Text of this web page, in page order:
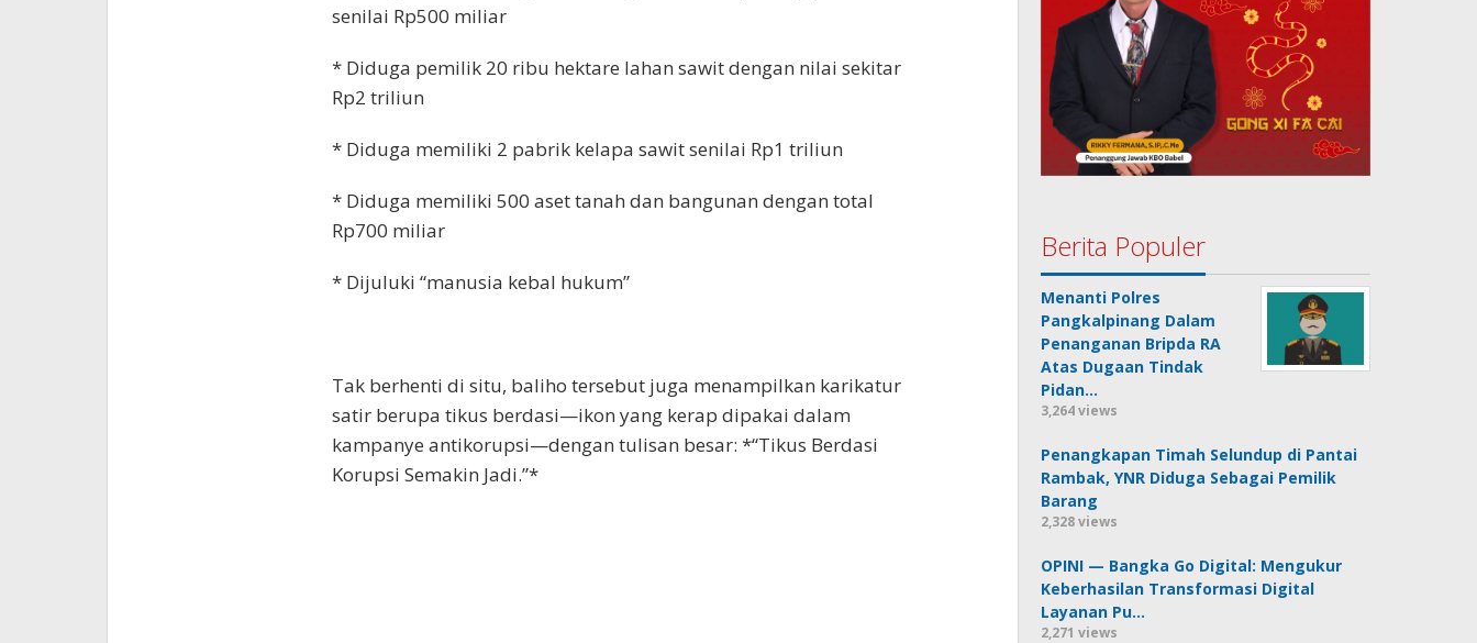
senilai Rp500 miliar
* Diduga pemilik 20 ribu hektare lahan sawit dengan nilai sekitar
Rp2 triliun
* Diduga memiliki 2 pabrik kelapa sawit senilai Rp1 triliun
* Diduga memiliki 500 aset tanah dan bangunan dengan total
Rp700 miliar
* Dijuluki “manusia kebal hukum”
Tak berhenti di situ, baliho tersebut juga menampilkan karikatur
satir berupa tikus berdasi—ikon yang kerap dipakai dalam
kampanye antikorupsi—dengan tulisan besar: *“Tikus Berdasi
Korupsi Semakin Jadi.”*
Berita Populer
Menanti Polres
Pangkalpinang Dalam
Penanganan Bripda RA
Atas Dugaan Tindak
Pidan…
3,264 views
Penangkapan Timah Selundup di Pantai
Rambak, YNR Diduga Sebagai Pemilik
Barang
2,328 views
OPINI — Bangka Go Digital: Mengukur
Keberhasilan Transformasi Digital
Layanan Pu…
2,271 views